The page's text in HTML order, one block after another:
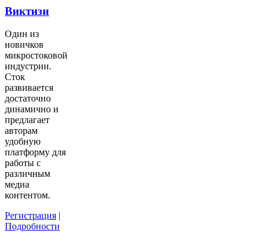
Виктизи
Один из
новичков
микростоковой
индустрии.
Сток
развивается
достаточно
динамично и
предлагает
авторам
удобную
платформу для
работы с
различным
медиа
контентом.
Регистрация |
Подробности